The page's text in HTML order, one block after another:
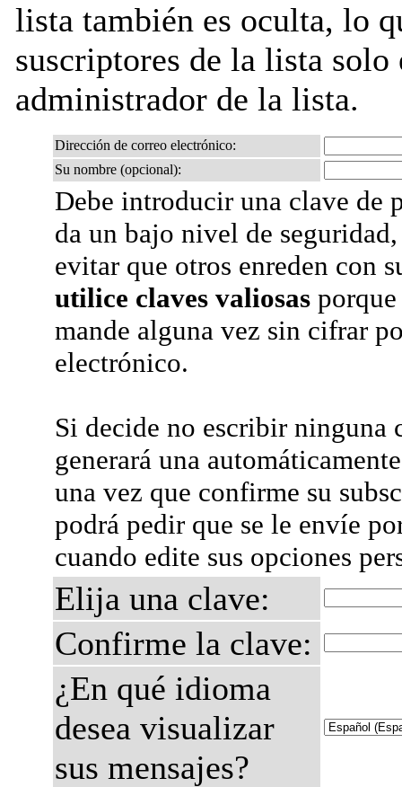
lista también es oculta, lo
suscriptores de la lista
administrador de la lista.
Dirección de correo electrónico:
Su nombre (opcional):
Debe introducir una clave de
da un bajo nivel de
evitar que otros enreden con
utilice claves valiosas
mande alguna vez sin cifrar
electrónico.
Si decide no escribir ninguna
generará una
una vez que confirme su
podrá pedir que se le envíe
cuando edite sus opciones
Elija una clave:
Confirme la clave:
¿En qué idioma
desea visualizar
sus mensajes?